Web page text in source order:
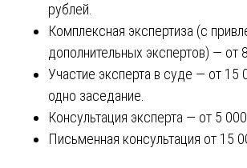
рублей.
Комплексная экспертиза (с
дополнительных экспертов) — от
Участие эксперта в суде — от 15
одно заседание.
Консультация эксперта — от 5
Письменная консультация от 15